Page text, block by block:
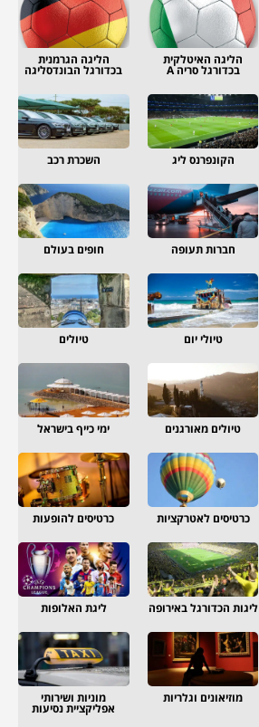
הליגה האיטלקית
בכדורגל סריה A
הליגה הגרמנית
בכדורגל הבונדסליגה
הקונפרנס ליג השכרת רכב
חברות תעופה חופים בעולם
טיולי יום טיולים
טיולים מאורגנים ימי כייף בישראל
כרטיסים לאטרקציות כרטיסים להופעות
ליגות הכדורגל באירופה ליגת האלופות
מוזיאונים וגלריות מוניות ושירותי
אפליקציית נסיעות